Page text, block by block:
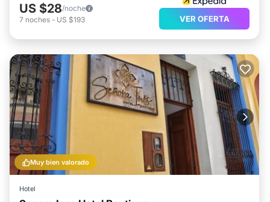
US $28/noche
7 noches - US $193 VER OFERTA
Muy bien valorado
Hotel